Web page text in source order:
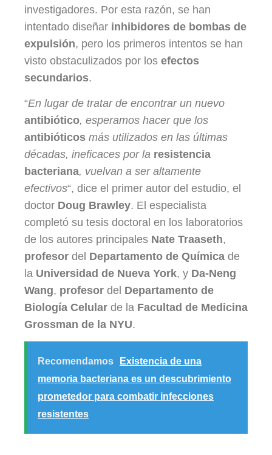
investigadores. Por esta razón, se han
intentado diseñar inhibidores de bombas de
expulsión, pero los primeros intentos se han
visto obstaculizados por los efectos
secundarios.
“En lugar de tratar de encontrar un nuevo
antibiótico, esperamos hacer que los
antibióticos más utilizados en las últimas
décadas, ineficaces por la resistencia
bacteriana, vuelvan a ser altamente
efectivos“, dice el primer autor del estudio, el
doctor Doug Brawley. El especialista
completó su tesis doctoral en los laboratorios
de los autores principales Nate Traaseth,
profesor del Departamento de Química de
la Universidad de Nueva York, y Da-Neng
Wang, profesor del Departamento de
Biología Celular de la Facultad de Medicina
Grossman de la NYU.
Recomendamos
Existencia de una
memoria bacteriana es un descubrimiento
prometedor para combatir infecciones
resistentes